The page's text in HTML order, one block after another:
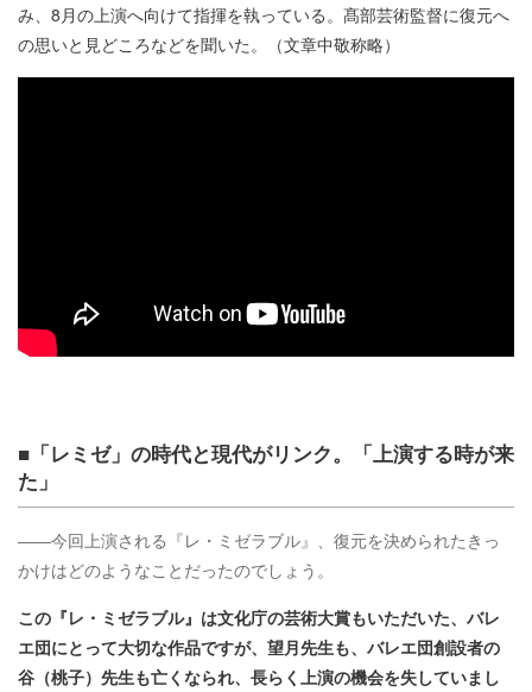
み、8月の上演へ向けて指揮を執っている。髙部芸術監督に復元へ
の思いと見どころなどを聞いた。（文章中敬称略）
■「レミゼ」の時代と現代がリンク。「上演する時が来
た」
――今回上演される『レ・ミゼラブル』、復元を決められたきっ
かけはどのようなことだったのでしょう。
この『レ・ミゼラブル』は文化庁の芸術大賞もいただいた、バレ
エ団にとって大切な作品ですが、望月先生も、バレエ団創設者の
谷（桃子）先生も亡くなられ、長らく上演の機会を失していまし